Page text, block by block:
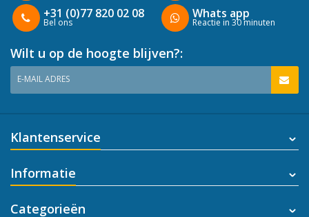
+31 (0)77 820 02 08
Bel ons
Whats app
Reactie in 30 minuten
Wilt u op de hoogte blijven?:
E-MAIL ADRES
Klantenservice
Informatie
Categorieën